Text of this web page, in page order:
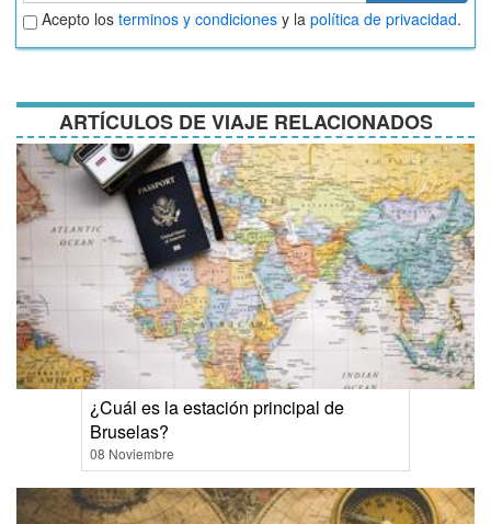
Aceptar
términos
y
Acepto los terminos y condiciones y la política de privacidad.
ARTÍCULOS DE VIAJE RELACIONADOS
¿Cuál es la estación principal de
Bruselas?
08 Noviembre